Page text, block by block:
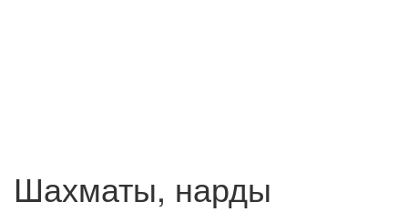
Шахматы, нарды